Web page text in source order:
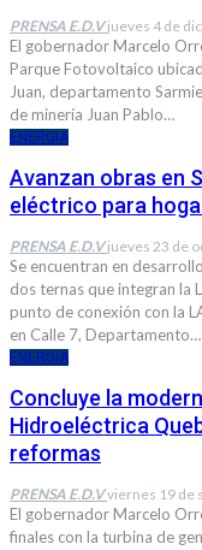
PRENSA E.D.Vjueves 4 de
El gobernador Marcelo
Parque Fotovoltaico
Juan, departamento
de minería Juan Pablo…
ENERGIA
Avanzan obras en
eléctrico para
PRENSA E.D.Vjueves 23 de
Se encuentran en
dos ternas que integran la
punto de conexión con la
en Calle 7, Departamento…
ENERGIA
Concluye la
Hidroeléctrica
reformas
PRENSA E.D.Vviernes 19 de
El gobernador Marcelo
finales con la turbina de